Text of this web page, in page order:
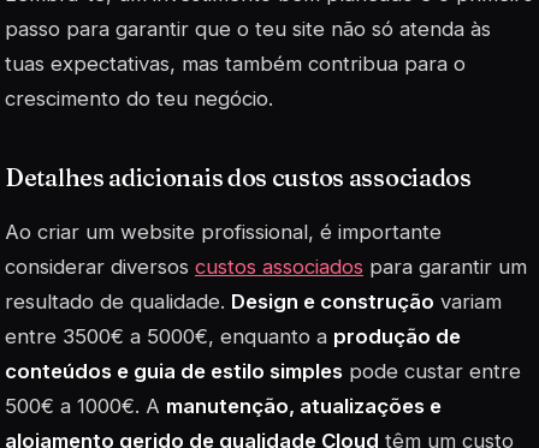
passo para garantir que o teu site não só atenda às
tuas expectativas, mas também contribua para o
crescimento do teu negócio.
Detalhes adicionais dos custos associados
Ao criar um website profissional, é importante
considerar diversos custos associados para garantir um
resultado de qualidade. Design e construção variam
entre 3500€ a 5000€, enquanto a produção de
conteúdos e guia de estilo simples pode custar entre
500€ a 1000€. A manutenção, atualizações e
alojamento gerido de qualidade Cloud têm um custo